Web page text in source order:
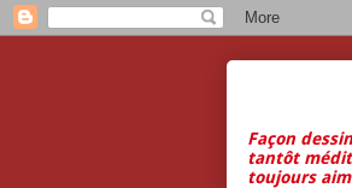
Façon
tantôt
toujours